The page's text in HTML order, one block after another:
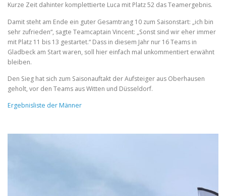
Kurze Zeit dahinter komplettierte Luca mit Platz 52 das Teamergebnis.
Damit steht am Ende ein guter Gesamtrang 10 zum Saisonstart: „ich bin
sehr zufrieden“, sagte Teamcaptain Vincent: „Sonst sind wir eher immer
mit Platz 11 bis 13 gestartet.“ Dass in diesem Jahr nur 16 Teams in
Gladbeck am Start waren, soll hier einfach mal unkommentiert erwähnt
bleiben.
Den Sieg hat sich zum Saisonauftakt der Aufsteiger aus Oberhausen
geholt, vor den Teams aus Witten und Düsseldorf.
Ergebnisliste der Männer